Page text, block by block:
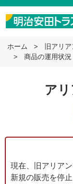
ホーム
旧アリ
商品の運用状況
ア
現在、旧アリア
新規の販売を停